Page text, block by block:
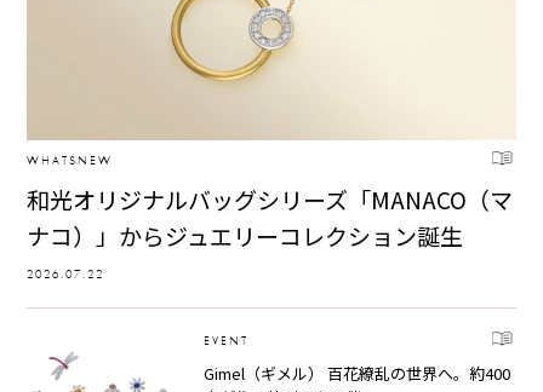
WHATSNEW
和光オリジナルバッグシリーズ「MANACO（マ
ナコ）」からジュエリーコレクション誕生
2026.07.22
EVENT
Gimel（ギメル） 百花繚乱の世界へ。約400